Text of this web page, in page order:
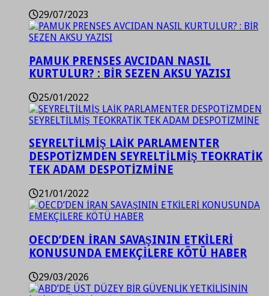
29/07/2023
PAMUK PRENSES AVCIDAN NASIL
KURTULUR? : BİR SEZEN AKSU YAZISI
25/01/2022
SEYRELTİLMİŞ LAİK PARLAMENTER
DESPOTİZMDEN SEYRELTİLMİŞ TEOKRATİK
TEK ADAM DESPOTİZMİNE
21/01/2022
OECD’DEN İRAN SAVAŞININ ETKİLERİ
KONUSUNDA EMEKÇİLERE KÖTÜ HABER
29/03/2026